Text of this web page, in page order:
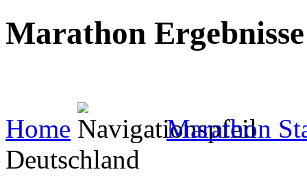
Marathon Ergebnisse
Home
Marathon
Deutschland